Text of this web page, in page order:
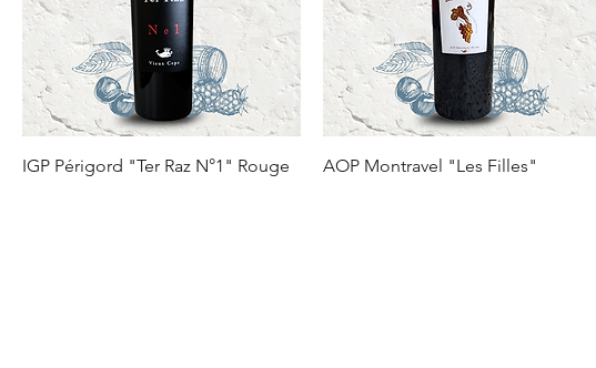
IGP Périgord "Ter Raz N°1" Rouge AOP Montravel "Les Filles"